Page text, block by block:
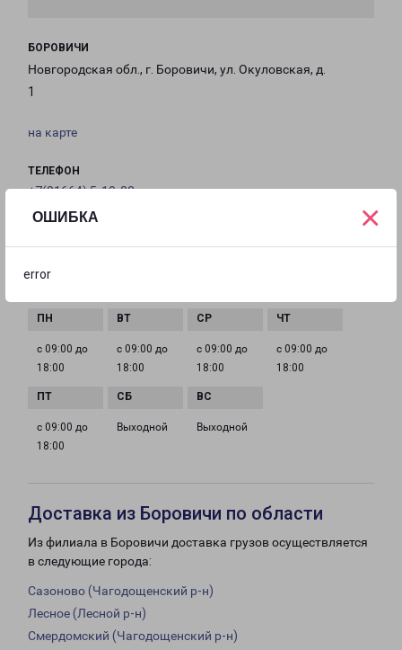
ОШИБКА
error
×
БОРОВИЧИ
Новгородская обл., г. Боровичи, ул. Окуловская, д.
1
на карте
ТЕЛЕФОН
+7(81664) 5-10-22
Borovichi-fr@pecom.ru
с 09:00 до
18:00
с 09:00 до
18:00
с 09:00 до
18:00
с 09:00 до
18:00
с 09:00 до
18:00
Выходной Выходной
Доставка из Боровичи по области
Из филиала в Боровичи доставка грузов осуществляется
в следующие города:
Сазоново (Чагодощенский р-н)
Лесное (Лесной р-н)
Смердомский (Чагодощенский р-н)